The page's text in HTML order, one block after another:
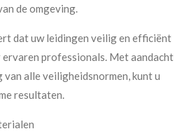
de omgeving.
dat uw leidingen veilig en efficiënt
professionals. Met aandacht
alle veiligheidsnormen, kunt u
resultaten.